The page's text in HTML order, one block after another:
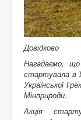
Довідково
Нагадаємо, що
стартувала в
Української
Мінприроди.
Акція